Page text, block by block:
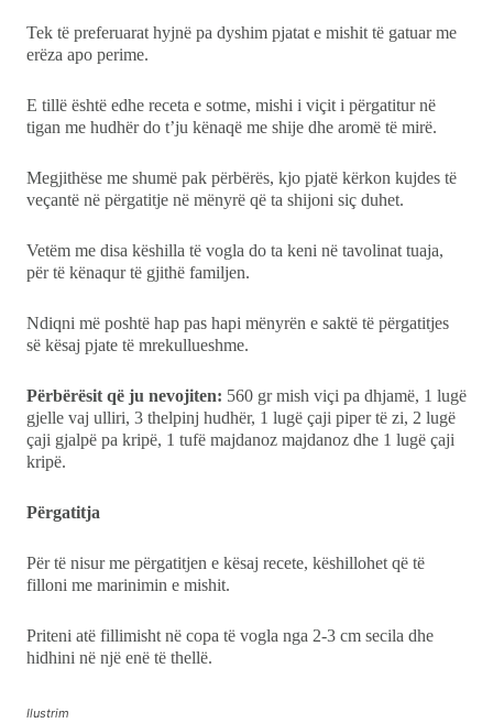
Teknologji
Udhëtime
DuVideo
Tek të preferuarat hyjnë pa dyshim pjatat e mishit të gatuar me
erëza apo perime.
E tillë është edhe receta e sotme, mishi i viçit i përgatitur në
tigan me hudhër do t’ju kënaqë me shije dhe aromë të mirë.
Megjithëse me shumë pak përbërës, kjo pjatë kërkon kujdes të
veçantë në përgatitje në mënyrë që ta shijoni siç duhet.
Vetëm me disa këshilla të vogla do ta keni në tavolinat tuaja,
për të kënaqur të gjithë familjen.
Ndiqni më poshtë hap pas hapi mënyrën e saktë të përgatitjes
së kësaj pjate të mrekullueshme.
Përbërësit që ju nevojiten: 560 gr mish viçi pa dhjamë, 1 lugë
gjelle vaj ulliri, 3 thelpinj hudhër, 1 lugë çaji piper të zi, 2 lugë
çaji gjalpë pa kripë, 1 tufë majdanoz majdanoz dhe 1 lugë çaji
kripë.
Përgatitja
Për të nisur me përgatitjen e kësaj recete, këshillohet që të
filloni me marinimin e mishit.
Priteni atë fillimisht në copa të vogla nga 2-3 cm secila dhe
hidhini në një enë të thellë.
Ilustrim